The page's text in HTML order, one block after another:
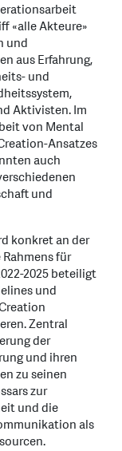
«alle Akteure»
und
aus Erfahrung,
und
Aktivisten. Im
von Mental
Ansatzes
auch
und
konkret an der
für
2025 beteiligt
und
Zentral
der
und ihren
zu seinen
zur
und die
als